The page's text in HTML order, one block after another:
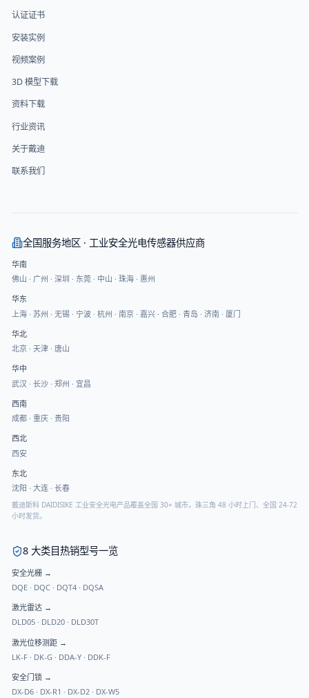
认证证书
安装实例
视频案例
3D 模型下载
资料下载
行业资讯
关于戴迪
联系我们
全国服务地区 · 工业安全光电传感器供应商
华南
佛山 · 广州 · 深圳 · 东莞· 中山 · 珠海· 惠州
华东
上海· 苏州 · 无锡· 宁波· 杭州 · 南京· 嘉兴· 合肥· 青岛 · 济南· 厦门
华北
北京· 天津· 唐山
华中
武汉 · 长沙· 郑州 · 宜昌
西南
成都· 重庆· 贵阳
西北
西安
东北
沈阳 · 大连· 长春
戴迪斯科 DAIDISIKE 工业安全光电产品覆盖全国 30+ 城市，珠三角 48 小时上门、全国 24-72
小时发货。
8 大类目热销型号一览
安全光栅→
DQE· DQC· DQT4· DQSA
激光雷达→
DLD05· DLD20· DLD30T
激光位移测距→
LK-F· DK-G· DDA-Y· DDK-F
安全门锁 →
DX-D6· DX-R1 · DX-D2· DX-W5